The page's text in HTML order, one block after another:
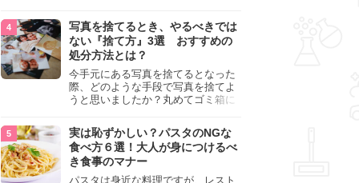
らためて寿司屋でやってはいけない
『NG行為』をチェックしましょう。
写真を捨てるとき、やるべきでは
ない『捨て方』3選 おすすめの
処分方法とは？
今手元にある写真を捨てるとなった
際、どのような手段で写真を捨てよ
うと思いましたか？丸めてゴミ箱に
真は個人情報が詰まっているので、
ただ丸めただけの状態で捨ててしま
うのは危険です。写真にすべきでは
ない捨て方をまとめているので、ぜ
ひチェックしておきましょう。
実は恥ずかしい？パスタのNGな
食べ方６選！大人が身につけるべ
き食事のマナー
パスタは身近な料理ですが、レスト